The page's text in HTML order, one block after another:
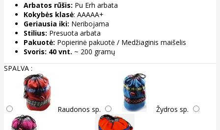
Arbatos rūšis: Pu Erh arbata
Kokybės klasė: AAAAA+
Geriausia iki: Neribojama
Stilius: Presuota arbata
Pakuotė: Popierinė pakuotė / Medžiaginis maišelis
Svoris: 40 vnt. ~ 200 gramų
SPALVA :
Raudonos sp. Žydros sp.